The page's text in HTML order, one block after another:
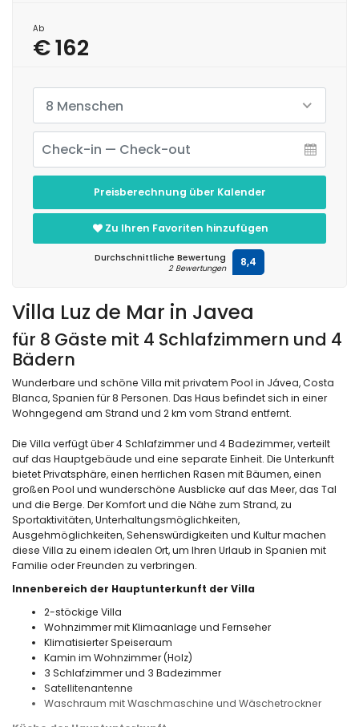
Villa Luz de Mar in Javea
für 8 Gäste mit 4 Schlafzimmern und 4
Bädern
Wunderbare und schöne Villa mit privatem Pool in Jávea, Costa
Blanca, Spanien für 8 Personen. Das Haus befindet sich in einer
Wohngegend am Strand und 2 km vom Strand entfernt.
Die Villa verfügt über 4 Schlafzimmer und 4 Badezimmer, verteilt
auf das Hauptgebäude und eine separate Einheit. Die Unterkunft
bietet Privatsphäre, einen herrlichen Rasen mit Bäumen, einen
großen Pool und wunderschöne Ausblicke auf das Meer, das Tal
und die Berge. Der Komfort und die Nähe zum Strand, zu
Sportaktivitäten, Unterhaltungsmöglichkeiten,
Ausgehmöglichkeiten, Sehenswürdigkeiten und Kultur machen
diese Villa zu einem idealen Ort, um Ihren Urlaub in Spanien mit
Familie oder Freunden zu verbringen.
Innenbereich der Hauptunterkunft der Villa
2-stöckige Villa
Wohnzimmer mit Klimaanlage und Fernseher
Klimatisierter Speiseraum
Kamin im Wohnzimmer (Holz)
3 Schlafzimmer und 3 Badezimmer
Satellitenantenne
Waschraum mit Waschmaschine und Wäschetrockner
Ab
€ 162
8 Menschen
Preisberechnung über Kalender
Zu Ihren Favoriten hinzufügen
Durchschnittliche Bewertung
2 Bewertungen 8,4